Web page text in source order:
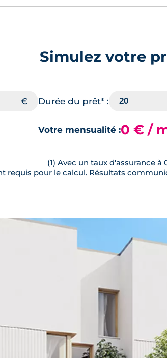
Simulez votre
Durée du prêt* :
Votre mensualité :0 € /
(1) Avec un taux d'assurance à
requis pour le calcul. Résultats